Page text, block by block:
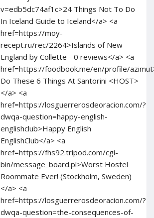
v=edb5dc74af1c>24 Things Not To Do
In Iceland Guide to Iceland</a> <a
href=https://moy-
recept.ru/rec/2264>Islands of New
England by Collette - 0 reviews</a> <a
href=https://foodbook.me/en/profile/
Do These 6 Things At Santorini <HOST>
</a> <a
href=https://losguerrerosdeoracion.com/?
dwqa-question=happy-english-
englishclub>Happy English
EnglishClub</a> <a
href=https://fhs92.tripod.com/cgi-
bin/message_board.pl>Worst Hostel
Roommate Ever! (Stockholm, Sweden)
</a> <a
href=https://losguerrerosdeoracion.com/?
dwqa-question=the-consequences-of-